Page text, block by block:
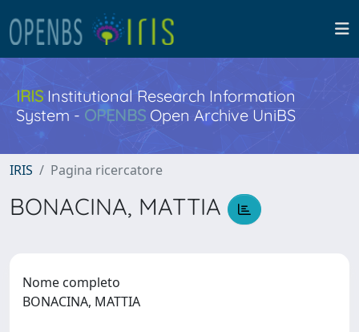
IRISInstitutional Research Information
System - OPENBS Open Archive UniBS
IRIS Pagina ricercatore
BONACINA, MATTIA
Nome completo
BONACINA, MATTIA